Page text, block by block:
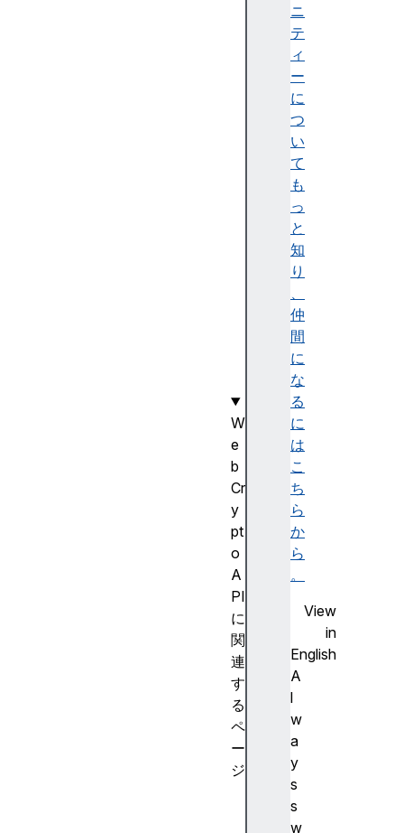
ニ
テ
ィ
ー
に
つ
い
て
も
っ
と
知
り
、
仲
間
に
な
る
に
は
こ
ち
ら
か
ら
。
View
in
English
A
l
w
a
y
s
s
w
W
e
b
Cr
y
pt
o
A
PI
に
関
連
す
る
ペ
ー
ジ